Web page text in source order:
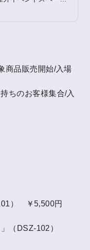
し、素晴らしい体
商品販売開始/入場
ちのお客様集合/入
） ￥5,500円
」（DSZ-102）